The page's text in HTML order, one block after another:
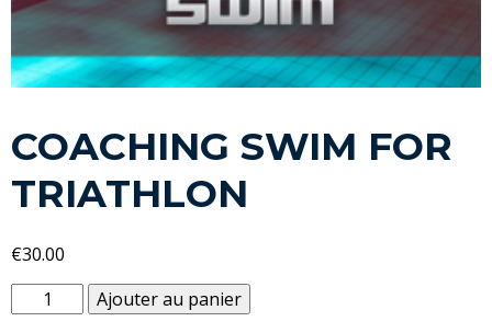
COACHING SWIM FOR
TRIATHLON
€30.00
quantité
de
Ajouter au panier